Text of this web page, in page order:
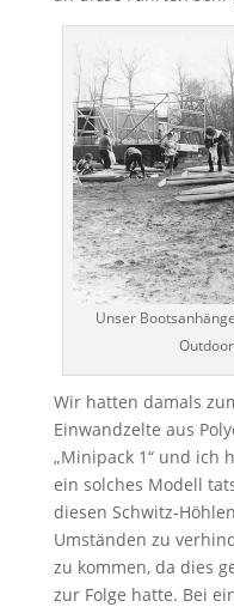
Unser
Wir hatten damals
Einwandzelte aus
„Minipack 1“ und ich
ein solches Modell
diesen Schwitz-
Umständen zu
zu kommen, da dies
zur Folge hatte. Bei